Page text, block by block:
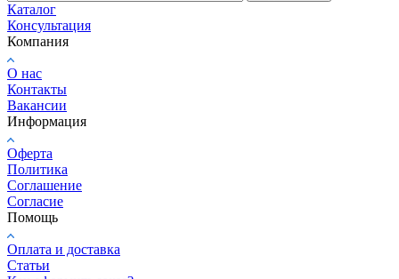
Каталог
Консультация
Компания
О нас
Контакты
Вакансии
Информация
Оферта
Политика
Соглашение
Согласие
Помощь
Оплата и доставка
Статьи